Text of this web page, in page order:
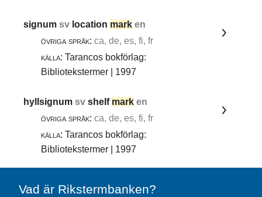
signumsv location mark en
övriga språk: ca, de, es, fi, fr
källa: Tarancos bokförlag:
Bibliotekstermer | 1997
hyllsignumsvshelf mark en
övriga språk: ca, de, es, fi, fr
källa: Tarancos bokförlag:
Bibliotekstermer | 1997
Vad är Rikstermbanken?